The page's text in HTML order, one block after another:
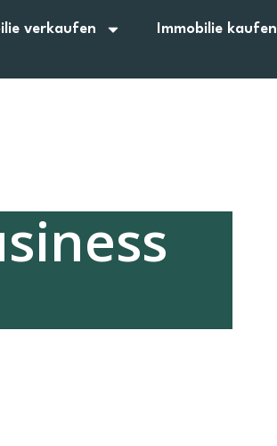
verkaufen Immobilie kaufen